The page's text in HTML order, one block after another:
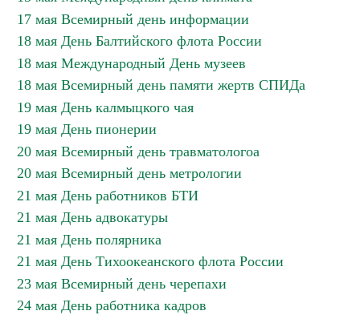
17 мая Всемирный день информации
18 мая День Балтийского флота России
18 мая Международный День музеев
18 мая Всемирный день памяти жертв СПИДа
19 мая День калмыцкого чая
19 мая День пионерии
20 мая Всемирный день травматологоа
20 мая Всемирный день метрологии
21 мая День работников БТИ
21 мая День адвокатуры
21 мая День полярника
21 мая День Тихоокеанского флота России
23 мая Всемирный день черепахи
24 мая День работника кадров